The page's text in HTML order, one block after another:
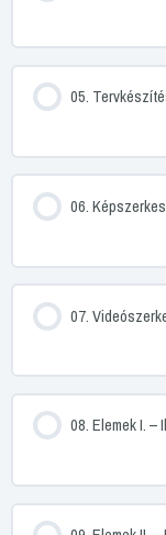
05.
06.
07.
08. Elemek I. –